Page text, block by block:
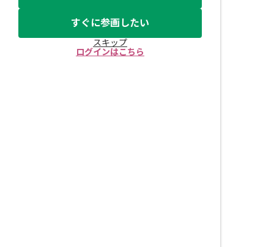
すぐに参画したい
スキップ
ログインはこちら